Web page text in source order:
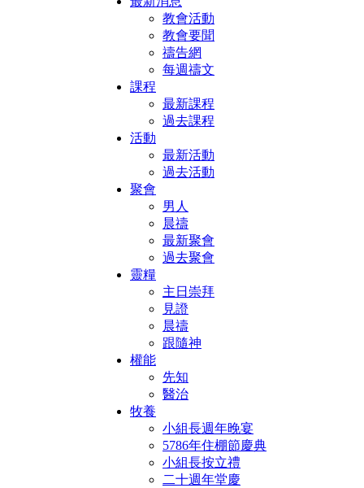
教會活動
教會要聞
禱告網
每週禱文
課程
最新課程
過去課程
活動
最新活動
過去活動
聚會
男人
晨禱
最新聚會
過去聚會
靈糧
主日崇拜
見證
晨禱
跟隨神
權能
先知
醫治
牧養
小組長週年晚宴
5786年住棚節慶典
小組長按立禮
二十週年堂慶